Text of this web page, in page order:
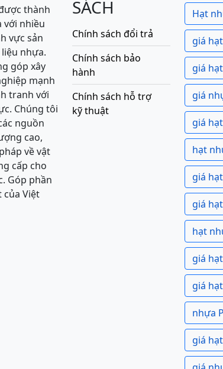
thành
với nhiều
vực sản
nhựa.
góp xây
mạnh
tranh với
Chúng tôi
nguồn
cao,
về vật
cấp cho
Góp phần
của Việt
SÁCH
Chính sách đổi trả
Chính sách bảo
hành
Chính sách hỗ trợ
kỹ thuật
Hạt
giá
giá
giá
giá
hạt
giá
giá
hạt
giá
giá
nhựa
giá